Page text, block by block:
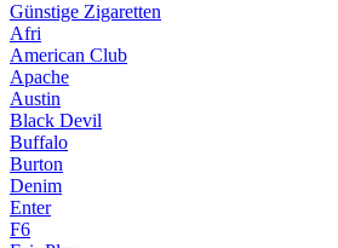
Günstige Zigaretten
Afri
American Club
Apache
Austin
Black Devil
Buffalo
Burton
Denim
Enter
F6